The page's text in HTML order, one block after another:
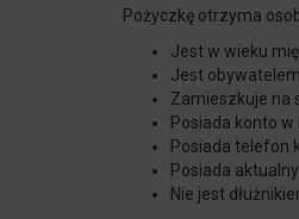
Pożyczkę otrzyma
Jest w wieku
Jest
Zamieszkuje na
Posiada konto w
Posiada telefon
Posiada
Nie jest